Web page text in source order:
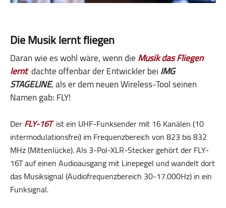
Die Musik lernt fliegen
Daran wie es wohl wäre, wenn dieMusik das Fliegen
lerntdachte offenbar der Entwickler beiIMG
STAGELINE, als er dem neuen Wireless-Tool seinen
Namen gab: FLY!
DerFLY-16Tist ein UHF-Funksender mit 16 Kanälen (10
intermodulationsfrei) im Frequenzbereich von 823 bis 832
MHz (Mittenlücke). Als 3-Pol-XLR-Stecker gehört der FLY-
16T auf einen Audioausgang mit Linepegel und wandelt dort
das Musiksignal (Audiofrequenzbereich 30-17.000Hz) in ein
Funksignal.